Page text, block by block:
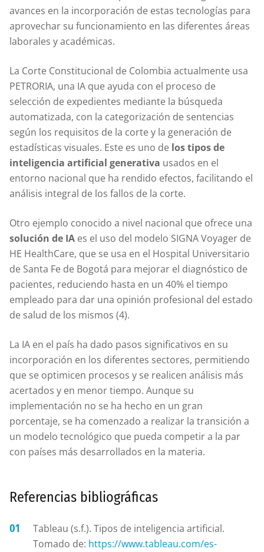
avances en la incorporación de estas tecnologías para
aprovechar su funcionamiento en las diferentes áreas
laborales y académicas.
La Corte Constitucional de Colombia actualmente usa
PETRORIA, una IA que ayuda con el proceso de
selección de expedientes mediante la búsqueda
automatizada, con la categorización de sentencias
según los requisitos de la corte y la generación de
estadísticas visuales. Este es uno de los tipos de
inteligencia artificial generativa usados en el
entorno nacional que ha rendido efectos, facilitando el
análisis integral de los fallos de la corte.
Otro ejemplo conocido a nivel nacional que ofrece una
solución de IA es el uso del modelo SIGNA Voyager de
HE HealthCare, que se usa en el Hospital Universitario
de Santa Fe de Bogotá para mejorar el diagnóstico de
pacientes, reduciendo hasta en un 40% el tiempo
empleado para dar una opinión profesional del estado
de salud de los mismos (4).
La IA en el país ha dado pasos significativos en su
incorporación en los diferentes sectores, permitiendo
que se optimicen procesos y se realicen análisis más
acertados y en menor tiempo. Aunque su
implementación no se ha hecho en un gran
porcentaje, se ha comenzado a realizar la transición a
un modelo tecnológico que pueda competir a la par
con países más desarrollados en la materia.
Referencias bibliográficas
Tableau (s.f.). Tipos de inteligencia artificial.
Tomado de: https://www.tableau.com/es-